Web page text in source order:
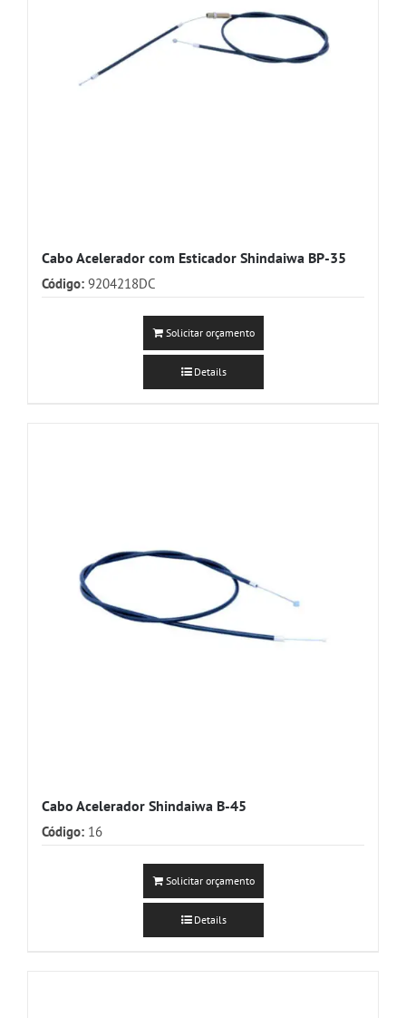
Cabo Acelerador com Esticador Shindaiwa BP-35
Código: 9204218DC
Solicitar orçamento
Details
Cabo Acelerador Shindaiwa B-45
Código: 16
Solicitar orçamento
Details